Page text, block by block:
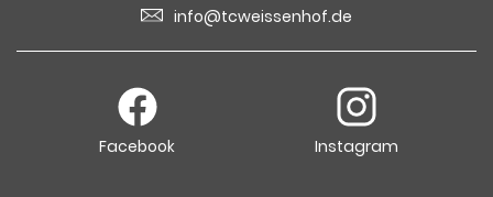
info@tcweissenhof.de
Facebook Instagram